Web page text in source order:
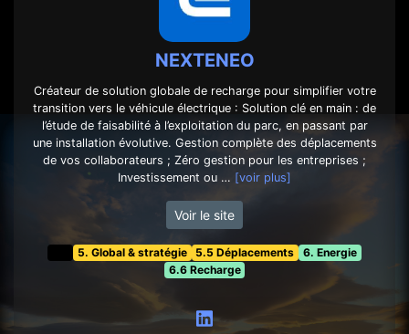
NEXTENEO
Créateur de solution globale de recharge pour simplifier votre
transition vers le véhicule électrique : Solution clé en main : de
l’étude de faisabilité à l’exploitation du parc, en passant par
une installation évolutive. Gestion complète des déplacements
de vos collaborateurs ; Zéro gestion pour les entreprises ;
Investissement ou … [voir plus]
Voir le site
5. Global & stratégie 5.5 Déplacements
6. Energie
6.6 Recharge